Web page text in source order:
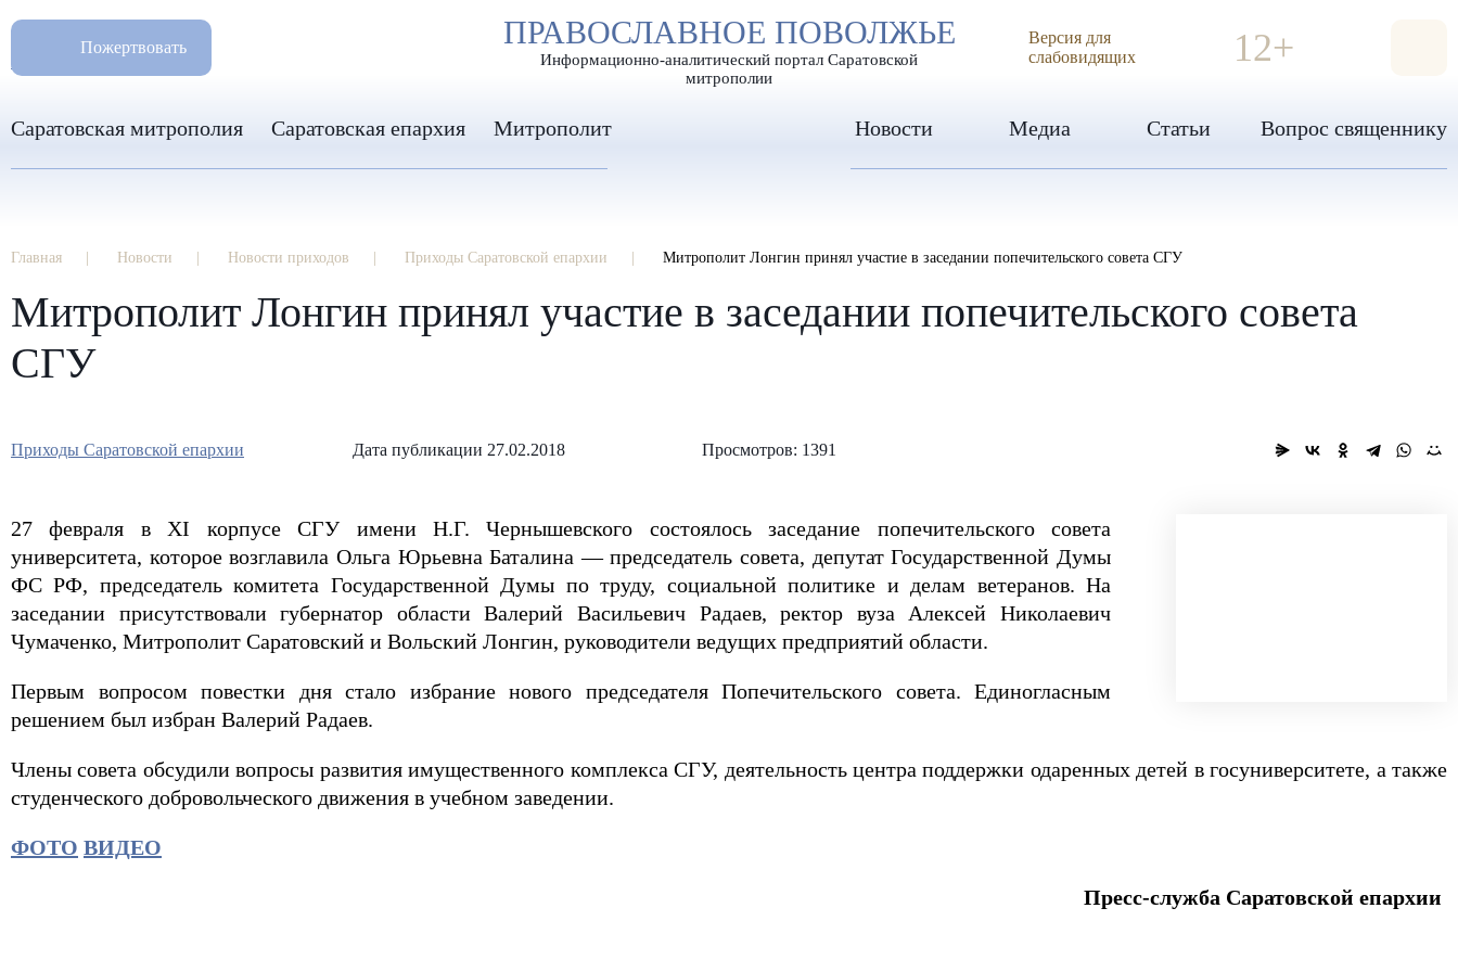
РАЗМЕР ШРИФТА А А А ИЗОБРАЖЕНИЯ
ПРАВОСЛАВНОЕ ПОВОЛЖЬЕ
Информационно-аналитический портал Саратовской
митрополии
Пожертвовать
8 960 346 31 04
info-sar@mail.ru
Версия для
слабовидящих
12+
Саратовская митрополия Саратовская епархия Митрополит Новости Медиа Статьи Вопрос священнику
Главная Новости Новости приходов Приходы Саратовской епархии Митрополит Лонгин принял участие в заседании попечительского совета СГУ
Митрополит Лонгин принял участие в заседании попечительского совета
СГУ
Приходы Саратовской епархии Дата публикации 27.02.2018 Просмотров: 1391
27 февраля в XI корпусе СГУ имени Н.Г. Чернышевского состоялось заседание попечительского совета
университета, которое возглавила Ольга Юрьевна Баталина — председатель совета, депутат Государственной Думы
ФС РФ, председатель комитета Государственной Думы по труду, социальной политике и делам ветеранов. На
заседании присутствовали губернатор области Валерий Васильевич Радаев, ректор вуза Алексей Николаевич
Чумаченко, Митрополит Саратовский и Вольский Лонгин, руководители ведущих предприятий области.
Первым вопросом повестки дня стало избрание нового председателя Попечительского совета. Единогласным
решением был избран Валерий Радаев.
Члены совета обсудили вопросы развития имущественного комплекса СГУ, деятельность центра поддержки одаренных детей в госуниверситете, а также
студенческого добровольческого движения в учебном заведении.
ФОТО ВИДЕО
Пресс-служба Саратовской епархии